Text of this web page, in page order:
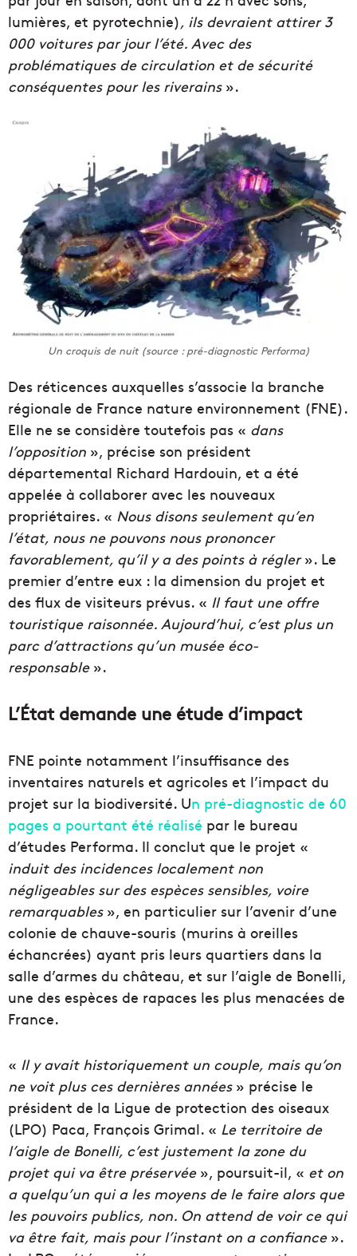
lumières, et pyrotechnie), ils devraient attirer 3
000 voitures par jour l’été. Avec des
problématiques de circulation et de sécurité
conséquentes pour les riverains».
Un croquis de nuit (source : pré-diagnostic Performa)
Des réticences auxquelles s’associe la branche
régionale de France nature environnement (FNE).
Elle ne se considère toutefois pas « dans
l’opposition », précise son président
départemental Richard Hardouin, et a été
appelée à collaborer avec les nouveaux
propriétaires. « Nous disons seulement qu’en
l’état, nous ne pouvons nous prononcer
favorablement, qu’il y a des points à régler». Le
premier d’entre eux : la dimension du projet et
des flux de visiteurs prévus. « Il faut une offre
touristique raisonnée. Aujourd’hui, c’est plus un
parc d’attractions qu’un musée éco-
responsable».
L’État demande une étude d’impact
FNE pointe notamment l’insuffisance des
inventaires naturels et agricoles et l’impact du
projet sur la biodiversité. Un pré-diagnostic de 60
pages a pourtant été réalisé par le bureau
d’études Performa. Il conclut que le projet «
induit des incidences localement non
négligeables sur des espèces sensibles, voire
remarquables», en particulier sur l’avenir d’une
colonie de chauve-souris (murins à oreilles
échancrées) ayant pris leurs quartiers dans la
salle d’armes du château, et sur l’aigle de Bonelli,
une des espèces de rapaces les plus menacées de
France.
« Il y avait historiquement un couple, mais qu’on
ne voit plus ces dernières années» précise le
président de la Ligue de protection des oiseaux
(LPO) Paca, François Grimal. « Le territoire de
l’aigle de Bonelli, c’est justement la zone du
projet qui va être préservée», poursuit-il, « et on
a quelqu’un qui a les moyens de le faire alors que
les pouvoirs publics, non. On attend de voir ce qui
va être fait, mais pour l’instant on a confiance».